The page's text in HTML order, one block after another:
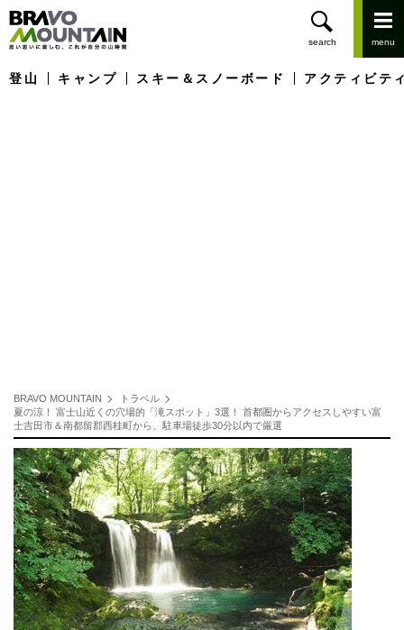
登山 キャンプ スキー＆スノーボード アクティビテ
BRAVO MOUNTAIN
トラベル
夏の涼！ 富士山近くの穴場的「滝スポット」3選！ 首都圏からアクセスしやすい富
士吉田市＆南都留郡西桂町から、駐車場徒歩30分以内で厳選